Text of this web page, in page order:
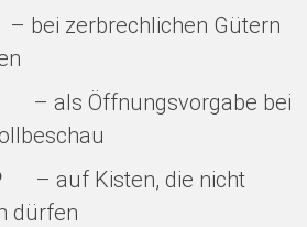
zerbrechlichen Gütern
– als Öffnungsvorgabe bei
– auf Kisten, die nicht
dürfen